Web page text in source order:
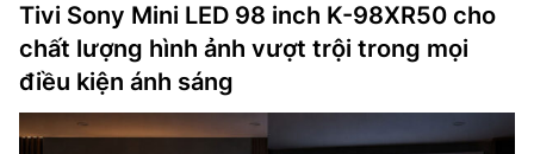
Tivi Sony Mini LED 98 inch K-98XR50 cho
chất lượng hình ảnh vượt trội trong mọi
điều kiện ánh sáng